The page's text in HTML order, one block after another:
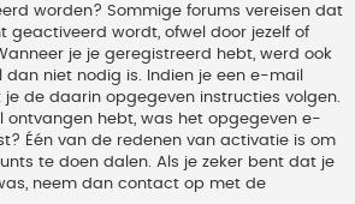
worden? Sommige forums vereisen dat
geactiveerd wordt, ofwel door jezelf of
je je geregistreerd hebt, werd ook
niet nodig is. Indien je een e-mail
de daarin opgegeven instructies volgen.
ontvangen hebt, was het opgegeven e-
Één van de redenen van activatie is om
te doen dalen. Als je zeker bent dat je
neem dan contact op met de